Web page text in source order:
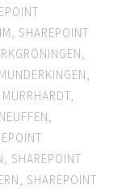
, SHAREPOINT
,
,
,
,
, SHAREPOINT
, SHAREPOINT